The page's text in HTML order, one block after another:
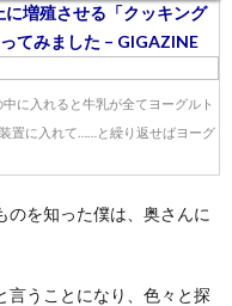
増殖させる「クッキング
てみました – GIGAZINE
に入れると牛乳が全てヨーグルト
置に入れて……と繰り返せばヨーグ
のを知った僕は、奥さんに
言うことになり、色々と探